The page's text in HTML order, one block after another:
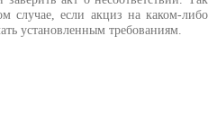
случае, если акциз на каком-либо
установленным требованиям.